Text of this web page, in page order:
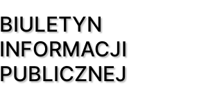
BIULETYN
INFORMACJI
PUBLICZNEJ